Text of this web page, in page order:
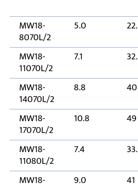
MW18-
8070L/2
5.0
MW18-
11070L/2
7.1
MW18-
14070L/2
8.8 40
MW18-
17070L/2
10.8 49
MW18-
11080L/2
7.4
MW18- 9.0 41